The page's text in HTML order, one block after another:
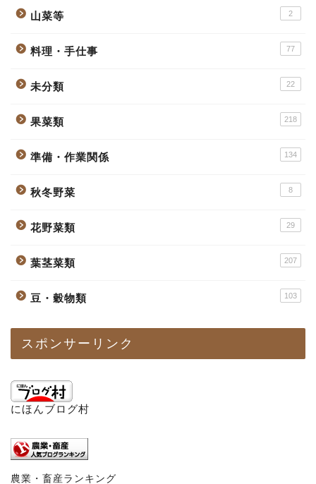
山菜等 2
料理・手仕事 77
未分類 22
果菜類 218
準備・作業関係 134
秋冬野菜 8
花野菜類 29
葉茎菜類 207
豆・穀物類 103
スポンサーリンク
にほんブログ村
農業・畜産ランキング